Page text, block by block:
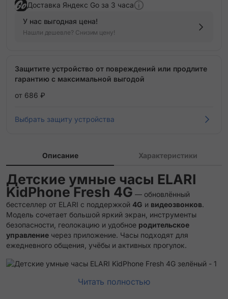
Доставка Яндекс Go за 3 часа
У нас выгодная цена!
Нашли дешевле? Снизим цену!
Защитите устройство от повреждений или продлите
гарантию с максимальной выгодой
от 686 ₽
Выбрать защиту устройства
Описание Характеристики
Детские умные часы ELARI
KidPhone Fresh 4G — обновлённый
бестселлер от ELARI с поддержкой 4G и видеозвонков.
Модель сочетает большой яркий экран, инструменты
безопасности, геолокацию и удобное родительское
управление через приложение. Часы подходят для
ежедневного общения, учёбы и активных прогулок.
Читать полностью